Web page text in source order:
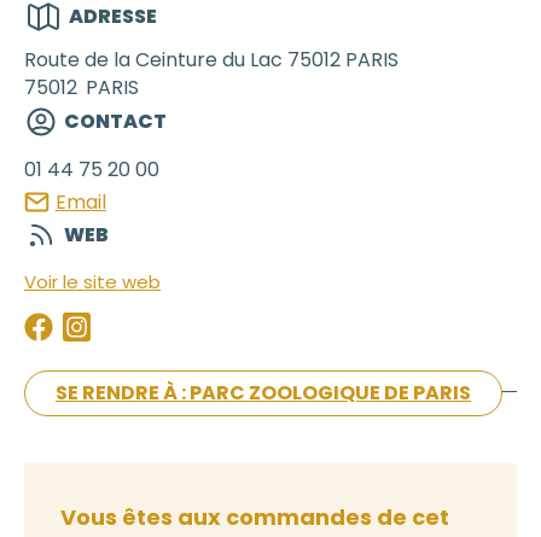
ADRESSE
Route de la Ceinture du Lac 75012 PARIS
75012 PARIS
CONTACT
01 44 75 20 00
Email
WEB
Voir le site web
SE RENDRE À : PARC ZOOLOGIQUE DE PARIS
Vous êtes aux commandes de cet